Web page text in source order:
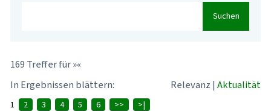
Suchen
169 Treffer für »«
In Ergebnissen blättern:
Relevanz | Aktualität
1 2 3 4 5 6 >> >|